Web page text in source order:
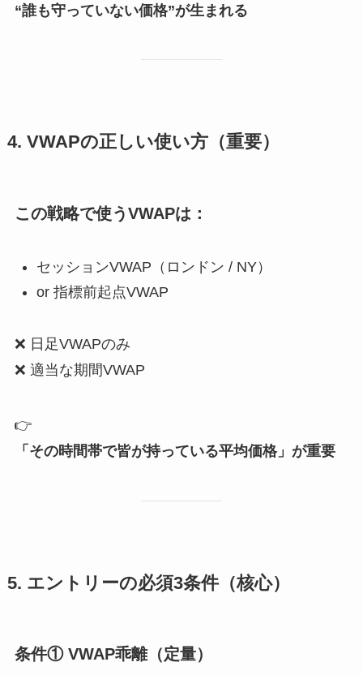
“誰も守っていない価格”が生まれる
4. VWAPの正しい使い方（重要）
この戦略で使うVWAPは：
セッションVWAP（ロンドン / NY）
or 指標前起点VWAP
❌ 日足VWAPのみ
❌ 適当な期間VWAP
👉
「その時間帯で皆が持っている平均価格」が重要
5. エントリーの必須3条件（核心）
条件① VWAP乖離（定量）